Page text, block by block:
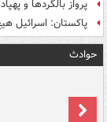
پرواز بالگردها و
پاکستان: اسرائیل
حوادث